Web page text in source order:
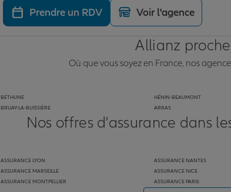
Prendre un RDV Voir l'agence
Allianz
Où que vous soyez en France, nos
BÉTHUNE
BRUAY-LA-BUISSIÈRE
HÉNIN-BEAUMONT
ARRAS
Nos offres d'assurance dans
ASSURANCE LYON
ASSURANCE MARSEILLE
ASSURANCE MONTPELLIER
ASSURANCE NANTES
ASSURANCE NICE
ASSURANCE PARIS